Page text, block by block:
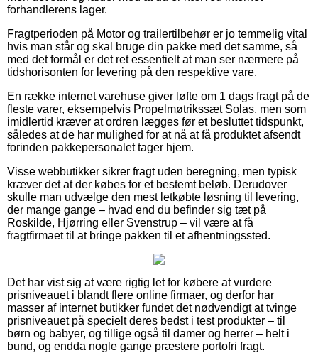
forhandlerens lager.
Fragtperioden på Motor og trailertilbehør er jo temmelig vital
hvis man står og skal bruge din pakke med det samme, så
med det formål er det ret essentielt at man ser nærmere på
tidshorisonten for levering på den respektive vare.
En række internet varehuse giver løfte om 1 dags fragt på de
fleste varer, eksempelvis Propelmøtrikssæt Solas, men som
imidlertid kræver at ordren lægges før et besluttet tidspunkt,
således at de har mulighed for at nå at få produktet afsendt
forinden pakkepersonalet tager hjem.
Visse webbutikker sikrer fragt uden beregning, men typisk
kræver det at der købes for et bestemt beløb. Derudover
skulle man udvælge den mest letkøbte løsning til levering,
der mange gange – hvad end du befinder sig tæt på
Roskilde, Hjørring eller Svenstrup – vil være at få
fragtfirmaet til at bringe pakken til et afhentningssted.
Det har vist sig at være rigtig let for købere at vurdere
prisniveauet i blandt flere online firmaer, og derfor har
masser af internet butikker fundet det nødvendigt at tvinge
prisniveauet på specielt deres bedst i test produkter – til
børn og babyer, og tillige også til damer og herrer – helt i
bund, og endda nogle gange præstere portofri fragt.